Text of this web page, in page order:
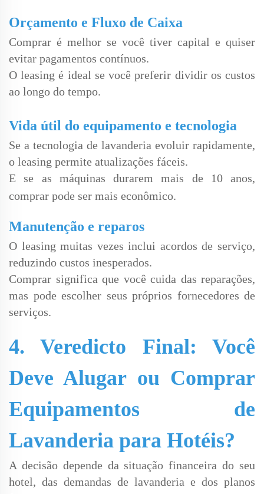
Orçamento e Fluxo de Caixa
Comprar é melhor se você tiver capital e quiser
evitar pagamentos contínuos.
O leasing é ideal se você preferir dividir os custos
ao longo do tempo.
Vida útil do equipamento e tecnologia
Se a tecnologia de lavanderia evoluir rapidamente,
o leasing permite atualizações fáceis.
Ese as máquinas durarem mais de 10 anos,
comprar pode ser mais econômico.
Manutenção e reparos
O leasing muitas vezes inclui acordos de serviço,
reduzindo custos inesperados.
Comprar significa que você cuida das reparações,
mas pode escolher seus próprios fornecedores de
serviços.
4. Veredicto Final: Você
Deve Alugar ou Comprar
Equipamentos de
Lavanderia para Hotéis?
A decisão depende da situação financeira do seu
hotel, das demandas de lavanderia e dos planos